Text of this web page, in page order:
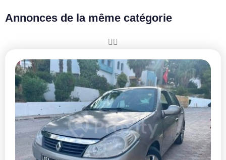
Annonces de la même catégorie